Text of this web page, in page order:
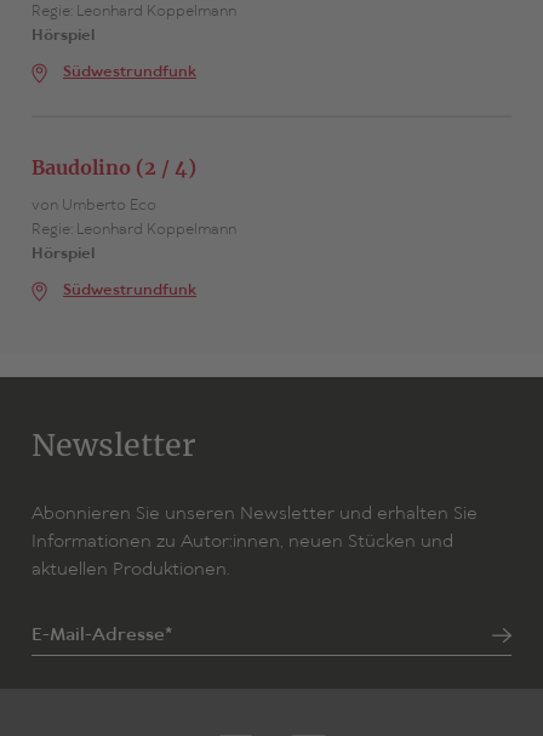
Regie: Leonhard Koppelmann
Hörspiel
Südwestrundfunk
Baudolino (2 / 4)
von Umberto Eco
Regie: Leonhard Koppelmann
Hörspiel
Südwestrundfunk
Newsletter
Abonnieren Sie unseren Newsletter und erhalten Sie
Informationen zu Autor:innen, neuen Stücken und
aktuellen Produktionen.
E-Mail-Adresse*